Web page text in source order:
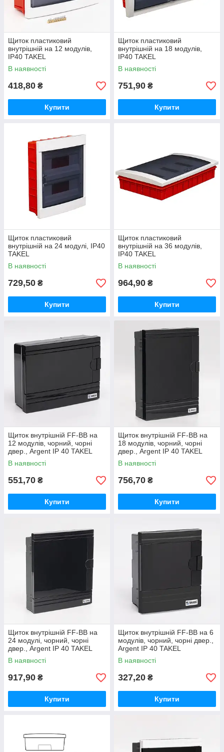
Щиток пластиковий
внутрішній на 12 модулів,
IP40 TAKEL
В наявності
418,80 ₴
Купити
Щиток пластиковий
внутрішній на 18 модулів,
IP40 TAKEL
В наявності
751,90 ₴
Купити
Щиток пластиковий
внутрішній на 24 модулі, IP40
TAKEL
В наявності
729,50 ₴
Купити
Щиток пластиковий
внутрішній на 36 модулів,
IP40 TAKEL
В наявності
964,90 ₴
Купити
Щиток внутрішній FF-BB на
12 модулів, чорний, чорні
двер., Argent IP 40 TAKEL
В наявності
551,70 ₴
Купити
Щиток внутрішній FF-BB на
18 модулів, чорний, чорні
двер., Argent IP 40 TAKEL
В наявності
756,70 ₴
Купити
Щиток внутрішній FF-BB на
24 модулі, чорний, чорні
двер., Argent IP 40 TAKEL
В наявності
917,90 ₴
Купити
Щиток внутрішній FF-BB на 6
модулів, чорний, чорні двер.,
Argent IP 40 TAKEL
В наявності
327,20 ₴
Купити